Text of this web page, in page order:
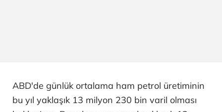
ABD'de günlük ortalama ham petrol üretiminin
bu yıl yaklaşık 13 milyon 230 bin varil olması